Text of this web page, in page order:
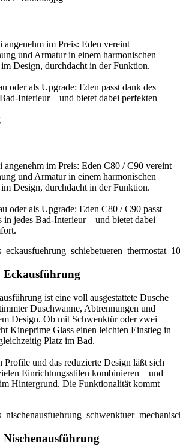
angenehm im Preis: Eden vereint
und Armatur in einem harmonischen
Design, durchdacht in der Funktion.
oder als Upgrade: Eden passt dank des
Interieur – und bietet dabei perfekten
angenehm im Preis: Eden C80 / C90 vereint
und Armatur in einem harmonischen
Design, durchdacht in der Funktion.
oder als Upgrade: Eden C80 / C90 passt
in jedes Bad-Interieur – und bietet dabei
Eckausführung
ist eine voll ausgestattete Dusche
Duschwanne, Abtrennungen und
Design. Ob mit Schwenktür oder zwei
Kineprime Glass einen leichten Einstieg in
Platz im Bad.
und das reduzierte Design läßt sich
Einrichtungsstilen kombinieren – und
Hintergrund. Die Funktionalität kommt